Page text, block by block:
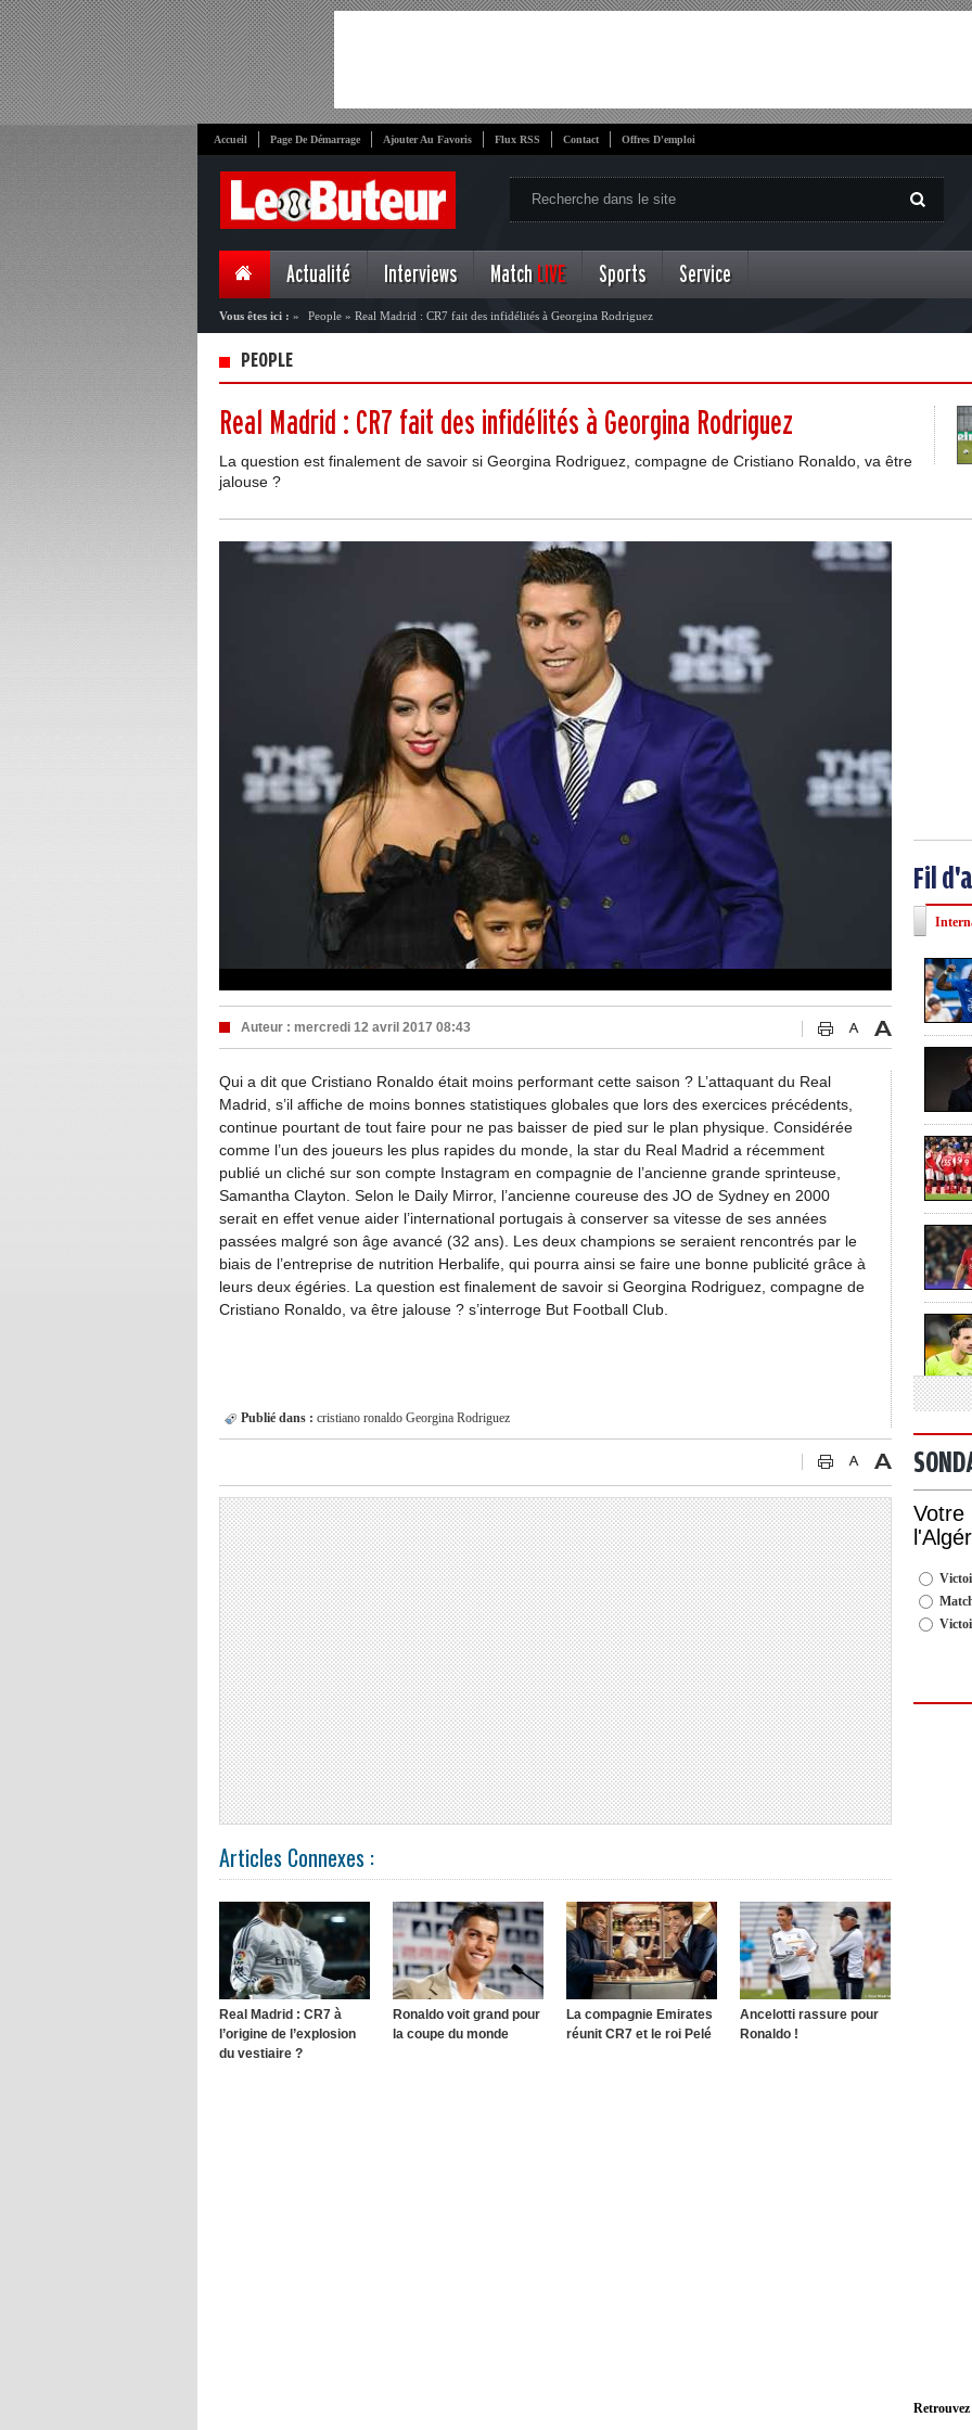
Accueil Page De Démarrage Ajouter Au Favoris Flux RSS Contact Offres D'emploi
Actualité Interviews Match LIVE Sports Service
Vous êtes ici : » People » Real Madrid : CR7 fait des infidélités à Georgina Rodriguez
PEOPLE
Real Madrid : CR7 fait des infidélités à Georgina Rodriguez
La question est finalement de savoir si Georgina Rodriguez, compagne de Cristiano Ronaldo, va être
jalouse ?
Auteur : mercredi 12 avril 2017 08:43
Qui a dit que Cristiano Ronaldo était moins performant cette saison ? L’attaquant du Real
Madrid, s’il affiche de moins bonnes statistiques globales que lors des exercices précédents,
continue pourtant de tout faire pour ne pas baisser de pied sur le plan physique. Considérée
comme l’un des joueurs les plus rapides du monde, la star du Real Madrid a récemment
publié un cliché sur son compte Instagram en compagnie de l’ancienne grande sprinteuse,
Samantha Clayton. Selon le Daily Mirror, l’ancienne coureuse des JO de Sydney en 2000
serait en effet venue aider l’international portugais à conserver sa vitesse de ses années
passées malgré son âge avancé (32 ans). Les deux champions se seraient rencontrés par le
biais de l’entreprise de nutrition Herbalife, qui pourra ainsi se faire une bonne publicité grâce à
leurs deux égéries. La question est finalement de savoir si Georgina Rodriguez, compagne de
Cristiano Ronaldo, va être jalouse ? s’interroge But Football Club.
Publié dans : cristiano ronaldo Georgina Rodriguez
Articles Connexes :
Real Madrid : CR7 à
l’origine de l’explosion
du vestiaire ?
Ronaldo voit grand pour
la coupe du monde
La compagnie Emirates
réunit CR7 et le roi Pelé
Ancelotti rassure pour
Ronaldo !
Fil
Votre